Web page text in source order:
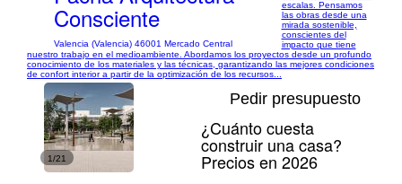
Consciente
Valencia (Valencia) 46001 Mercado Central
escalas. Pensamos
las obras desde una
mirada sostenible,
conscientes del
impacto que tiene
nuestro trabajo en el medioambiente. Abordamos los proyectos desde un profundo
conocimiento de los materiales y las técnicas, garantizando las mejores condiciones
de confort interior a partir de la optimización de los recursos...
1/21
Pedir presupuesto
¿Cuánto cuesta
construir una casa?
Precios en 2026